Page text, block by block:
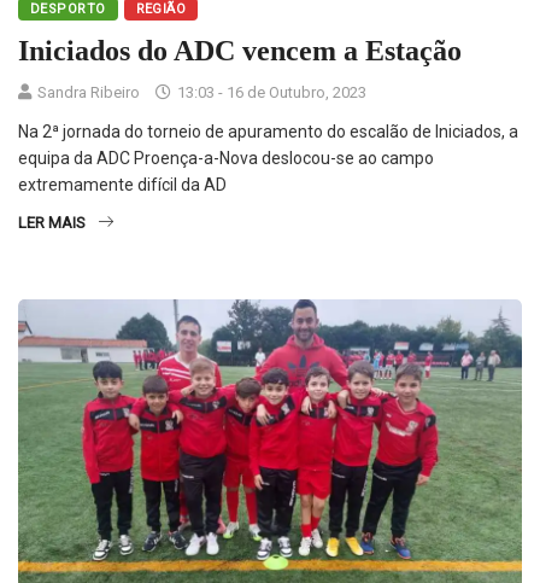
DESPORTO REGIÃO
Iniciados do ADC vencem a Estação
Sandra Ribeiro 13:03 - 16 de Outubro, 2023
Na 2ª jornada do torneio de apuramento do escalão de Iniciados, a
equipa da ADC Proença-a-Nova deslocou-se ao campo
extremamente difícil da AD
LER MAIS